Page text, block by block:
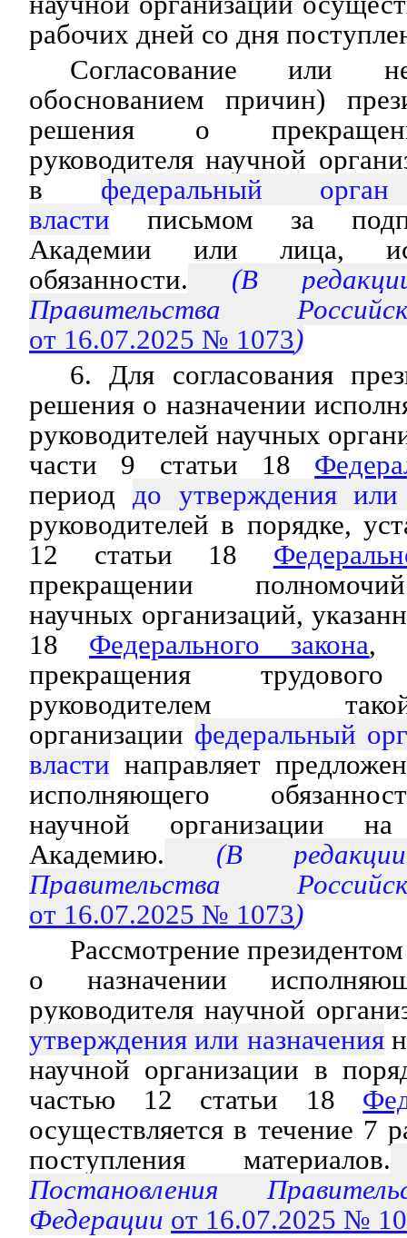
рабочих дней со дня
Согласование или
обоснованием причин)
решения о
руководителя научной
в федеральный орган
власти письмом за
Академии или лица,
обязанности. (В редакции
Правительства
от 16.07.2025 № 1073)
6. Для согласования
решения о назначении
руководителей научных
части 9 статьи 18
период до утверждения или
руководителей в порядке,
12 статьи 18
прекращении
научных организаций,
18 Федерального закона,
прекращения
руководителем
организации федеральный
власти направляет
исполняющего
научной организации
Академию. (В редакции
Правительства
от 16.07.2025 № 1073)
Рассмотрение
о назначении
руководителя научной
утверждения или назначения
научной организации в
частью 12 статьи 18
осуществляется в течение 7
поступления материалов.
Постановления
Федерации от 16.07.2025 №